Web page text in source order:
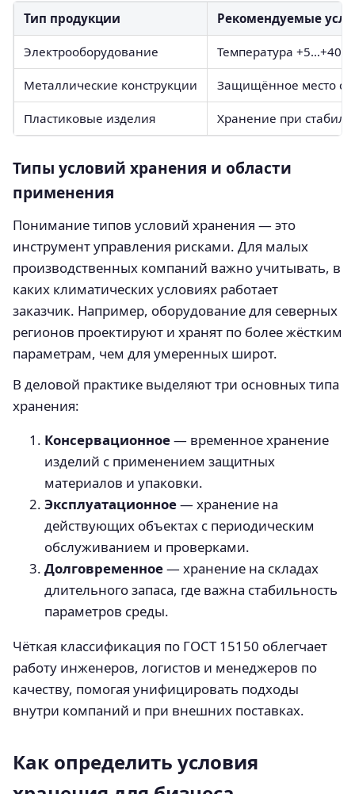
Тип продукции Рекомендуемые
Электрооборудование Температура +5…+40
Металлические конструкции Защищённое место с
Пластиковые изделия Хранение при
Типы условий хранения и области
применения
Понимание типов условий хранения — это
инструмент управления рисками. Для малых
производственных компаний важно учитывать, в
каких климатических условиях работает
заказчик. Например, оборудование для северных
регионов проектируют и хранят по более жёстким
параметрам, чем для умеренных широт.
В деловой практике выделяют три основных типа
хранения:
Консервационное— временное хранение
изделий с применением защитных
материалов и упаковки.
Эксплуатационное— хранение на
действующих объектах с периодическим
обслуживанием и проверками.
Долговременное— хранение на складах
длительного запаса, где важна стабильность
параметров среды.
Чёткая классификация по ГОСТ 15150 облегчает
работу инженеров, логистов и менеджеров по
качеству, помогая унифицировать подходы
внутри компаний и при внешних поставках.
Как определить условия